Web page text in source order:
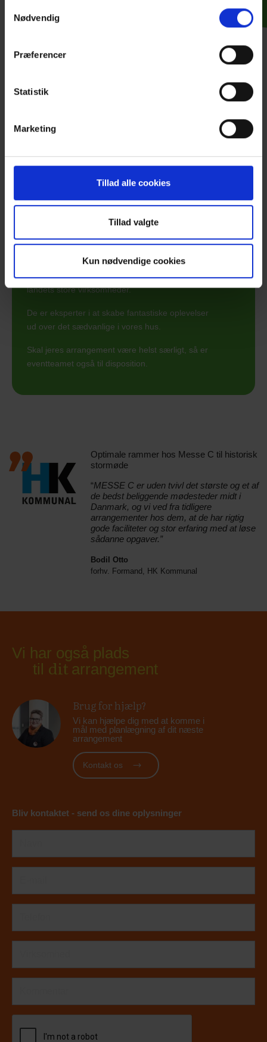
Nødvendig
Præferencer
Statistik
Marketing
Tillad alle cookies
Tillad valgte
Kun nødvendige cookies
Lidt ud over det sædvanlige
I MESSE C har vi vores eget interne kreative
eventbureau, som laver store firmafester,
jubilæumer, produktlanceringer og lignende for
landets store virksomheder.
De er eksperter i at skabe fantastiske oplevelser
ud over det sædvanlige i vores hus.
Skal jeres arrangement være helst særligt, så er
eventteamet også til disposition.
Optimale rammer hos Messe C til historisk
stormøde
“MESSE C er uden tvivl det største og et af
de bedst beliggende mødesteder midt i
Danmark, og vi ved fra tidligere
arrangementer hos dem, at de har rigtig
gode faciliteter og stor erfaring med at løse
sådanne opgaver.”
Bodil Otto
forhv. Formand, HK Kommunal
Vi har også plads
til ditarrangement
Brug for hjælp?
Vi kan hjælpe dig med at komme i
mål med planlægning af dit næste
arrangement
Kontakt os
Bliv kontaktet - send os dine oplysninger